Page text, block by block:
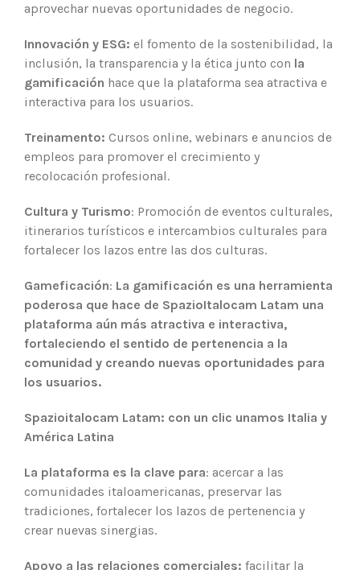
aprovechar nuevas oportunidades de negocio.
Innovación y ESG: el fomento de la sostenibilidad, la
inclusión, la transparencia y la ética junto con la
gamificación hace que la plataforma sea atractiva e
interactiva para los usuarios.
Treinamento: Cursos online, webinars e anuncios de
empleos para promover el crecimiento y
recolocación profesional.
Cultura y Turismo: Promoción de eventos culturales,
itinerarios turísticos e intercambios culturales para
fortalecer los lazos entre las dos culturas.
Gameficación: La gamificación es una herramienta
poderosa que hace de SpazioItalocam Latam una
plataforma aún más atractiva e interactiva,
fortaleciendo el sentido de pertenencia a la
comunidad y creando nuevas oportunidades para
los usuarios.
Spazioitalocam Latam: con un clic unamos Italia y
América Latina
La plataforma es la clave para: acercar a las
comunidades italoamericanas, preservar las
tradiciones, fortalecer los lazos de pertenencia y
crear nuevas sinergias.
Apoyo a las relaciones comerciales: facilitar la